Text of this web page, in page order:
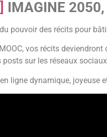
IMAGINE
pouvoir des récits pour
vos récits
posts sur les réseaux
ligne dynamique, joyeuse